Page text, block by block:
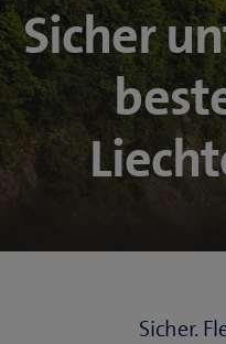
Sicher
Sicher.